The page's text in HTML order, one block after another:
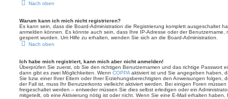
Nach oben
Warum kann ich mich nicht registrieren?
Es kann sein, dass die Board-Administration die Registrierung komplett ausgeschaltet
anmelden können. Es könnte auch sein, dass Ihre IP-Adresse oder der Benutzername,
gesperrt wurden. Um Hilfe zu erhalten, wenden Sie sich an die Board-Administration.
Nach oben
Ich habe mich registriert, kann mich aber nicht anmelden!
Überprüfen Sie zuerst, ob Sie den richtigen Benutzernamen und das richtige Passwort
dann gibt es zwei Möglichkeiten. Wenn COPPA aktiviert ist und Sie angegeben haben,
Sie bzw. einer Ihrer Eltern oder Ihrer Erziehungsberechtigten den Anweisungen folgen,
der Fall ist, muss Ihr Benutzerkonto vielleicht aktiviert werden. Bei einigen Foren
freigeschaltet werden – entweder müssen Sie dies selbst erledigen oder ein
mitgeteilt, ob eine Aktivierung nötig ist oder nicht. Wenn Sie eine E-Mail erhalten